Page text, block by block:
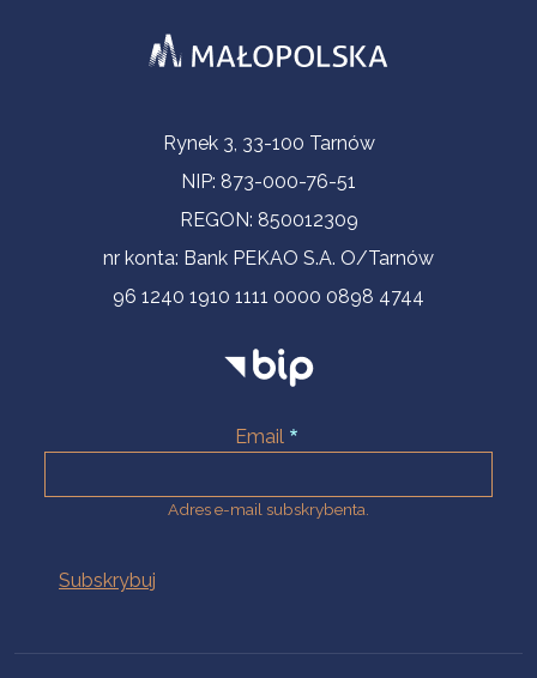
Informacje kontaktoweRynek 3, 33-100 Tarnów
NIP: 873-000-76-51
REGON: 850012309
nr konta: Bank PEKAO S.A. O/Tarnów
96 1240 1910 1111 0000 0898 4744
Email
Adres e-mail subskrybenta.